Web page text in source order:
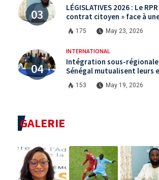
LÉGISLATIVES 2026 : Le
contrat citoyen » face à
saturée.
175 May 23, 2026
INTERNATIONAL
Intégration sous-régionale
Sénégal mutualisent leurs
via le programme RéZo
153 May 19, 2026
GALERIE